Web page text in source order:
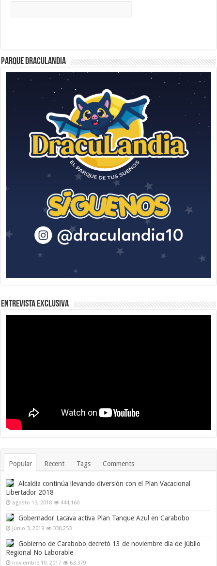
Parque Draculandia
Entrevista Exclusiva
Popular Recent Tags Comments
Alcaldía continúa llevando diversión con el Plan Vacacional
Libertador 2018
agosto 13, 2018 444,160
Gobernador Lacava activa Plan Tanque Azul en Carabobo
junio 3, 2019 330,253
Gobierno de Carabobo decretó 13 de noviembre día de Júbilo
Regional No Laborable
noviembre 10, 2017 63,379